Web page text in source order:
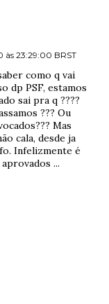
às 23:29:00 BRST
como q vai
dp PSF, estamos
sai pra q ????
??? Ou
Mas
cala, desde ja
Infelizmente é
...